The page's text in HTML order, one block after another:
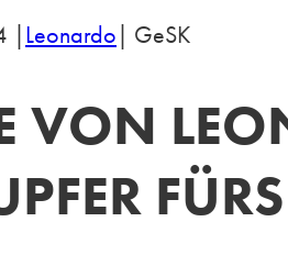
|Leonardo| GeSK
VON